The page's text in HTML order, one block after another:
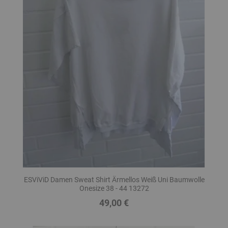
ESViViD Damen Sweat Shirt Ärmellos Weiß Uni Baumwolle
Onesize 38 - 44 13272
Preis
49,00 €